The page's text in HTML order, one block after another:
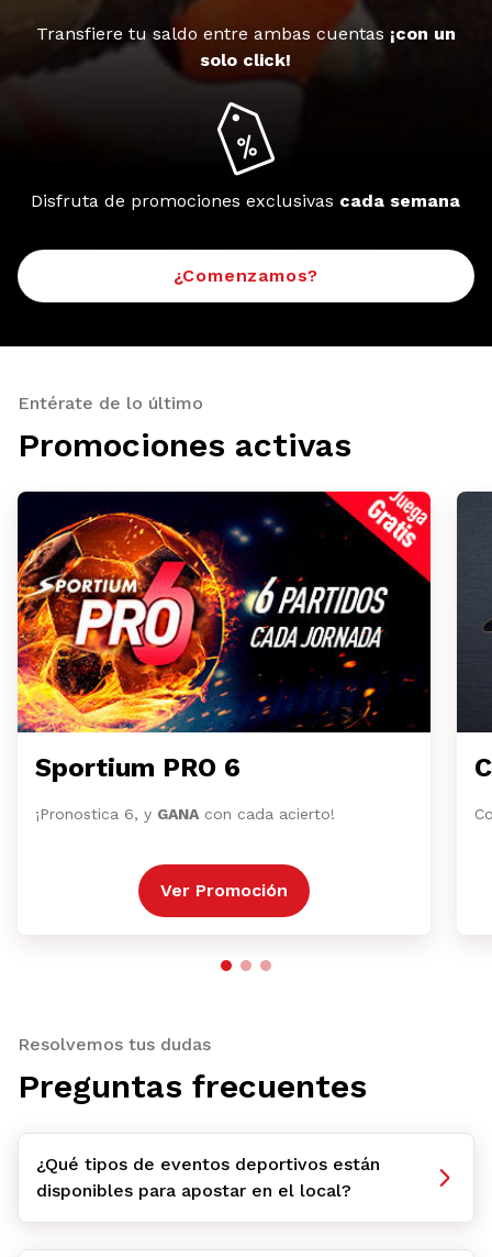
Transfiere tu saldo entre ambas cuentas ¡con un
solo click!
Disfruta de promociones exclusivas cada semana
¿Comenzamos?
Entérate de lo último
Promociones activas
Sportium PRO 6
¡Pronostica 6, y GANA con cada acierto!
Ver Promoción
Resolvemos tus dudas
Preguntas frecuentes
¿Qué tipos de eventos deportivos están
disponibles para apostar en el local?